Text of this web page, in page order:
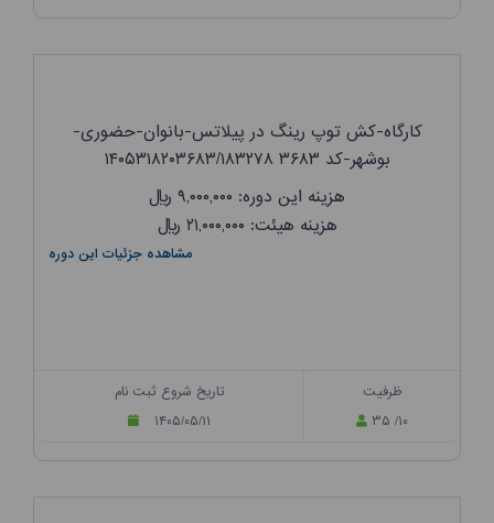
کارگاه-کش توپ رینگ در پیلاتس-بانوان-حضوری-
بوشهر-کد ۳۶۸۳ ۱۴۰۵۳۱۸۲۰۳۶۸۳/۱۸۳۲۷۸
هزینه این دوره: ۹,۰۰۰,۰۰۰
ریال
هزینه هیئت: ۲۱,۰۰۰,۰۰۰
ریال
مشاهده جزئیات این دوره
تاریخ شروع ثبت نام
۱۴۰۵/۰۵/۱۱
ظرفیت
۳۵ /۱۰